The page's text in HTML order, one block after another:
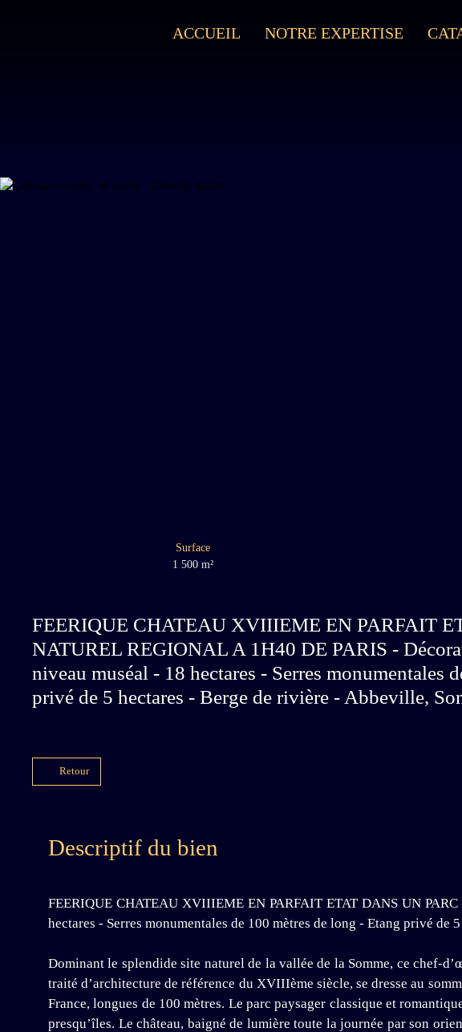
ACCUEIL NOTRE EXPERTISE
Surface
1 500 m²
FEERIQUE CHATEAU XVIIIEME EN PARFAIT
NATUREL REGIONAL A 1H40 DE PARIS -
niveau muséal - 18 hectares - Serres monumentales
privé de 5 hectares - Berge de rivière - Abbeville,
Retour
Descriptif du bien
FEERIQUE CHATEAU XVIIIEME EN PARFAIT ETAT DANS UN
hectares - Serres monumentales de 100 mètres de long - Etang privé de
Dominant le splendide site naturel de la vallée de la Somme, ce chef-
traité d’architecture de référence du XVIIIème siècle, se dresse au
France, longues de 100 mètres. Le parc paysager classique et
presqu’îles. Le château, baigné de lumière toute la journée par son